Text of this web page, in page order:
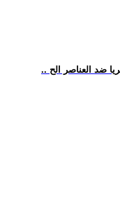
ضد العناصر الح